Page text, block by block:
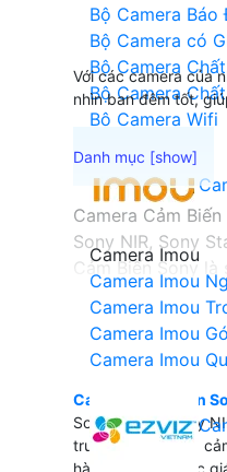
Bộ Camera Báo
Bộ Camera có
Bộ Camera
Bộ Camera
Bộ Camera Wifi
Camera Imou
Camera Imou
Camera Imou
Camera Imou
Camera Imou
Với các camera của
nhìn ban đêm tốt,
Camera Cảm
Sony NIR, Sony
Cảm Biến Sony
Camera Cảm Biến
Sony SNR1s, Sony
trung thự Camera
hàng đầu cho việc